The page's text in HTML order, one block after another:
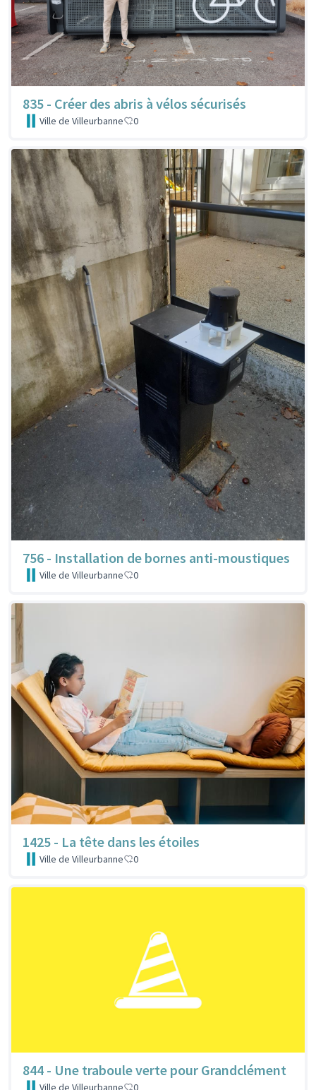
835 - Créer des abris à vélos sécurisés
Ville de Villeurbanne 0
756 - Installation de bornes anti-moustiques
Ville de Villeurbanne 0
1425 - La tête dans les étoiles
Ville de Villeurbanne 0
844 - Une traboule verte pour Grandclément
Ville de Villeurbanne 0